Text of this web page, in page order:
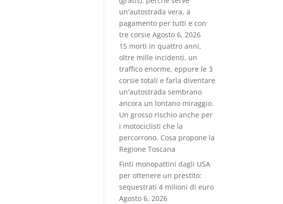
un'autostrada vera, a
pagamento per tutti e con
tre corsie Agosto 6, 2026
15 morti in quattro anni,
oltre mille incidenti, un
traffico enorme, eppure le 3
corsie totali e farla diventare
un'autostrada sembrano
ancora un lontano miraggio.
Un grosso rischio anche per
i motociclisti che la
percorrono. Cosa propone la
Regione Toscana
Finti monopattini dagli USA
per ottenere un prestito:
sequestrati 4 milioni di euro
Agosto 6, 2026